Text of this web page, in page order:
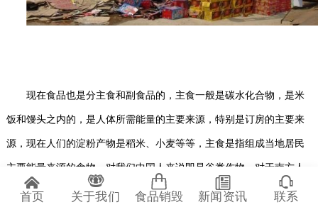
现在食品也是分主食和副食品的，主食一般是碳水化合物，是米
饭和馒头之内的，是人体所需能量的主要来源，特别是订房的主要来
源，现在人们的淀粉产物是稻米、小麦等等，主食是指组成当地居民
主要能量来源的食物，对我们中国人来说即是谷类作物，对于南方人
来说，我们的正餐都是离不开米饭的，主食也是为我们提供了很大的
首页 关于我们 食品销毁 新闻资讯 联系